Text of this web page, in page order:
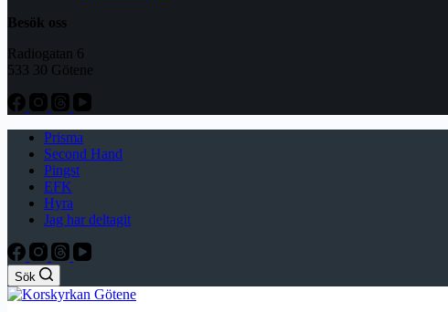
Besök oss
Radiogatan 6
533 30 Götene
Prisma
Second Hand
Pingst
EFK
Hyra
Jag har deltagit
Sök